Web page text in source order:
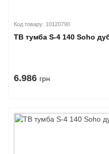
Код товару: 10120790
ТВ тумба S-4 140 Soho
6.986 грн